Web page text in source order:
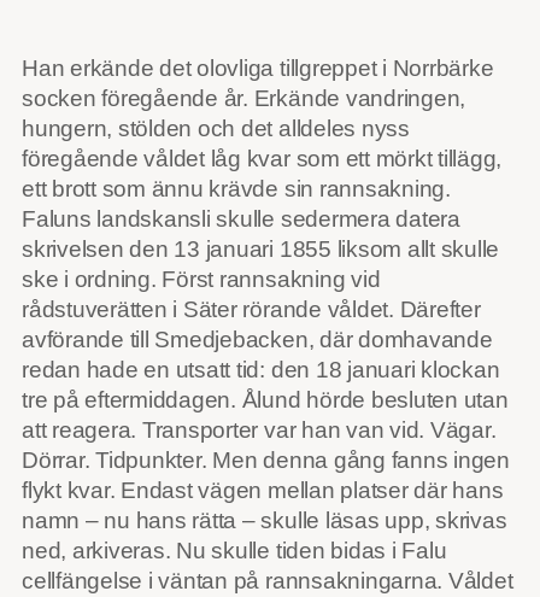
Han erkände det olovliga tillgreppet i Norrbärke
socken föregående år. Erkände vandringen,
hungern, stölden och det alldeles nyss
föregående våldet låg kvar som ett mörkt tillägg,
ett brott som ännu krävde sin rannsakning.
Faluns landskansli skulle sedermera datera
skrivelsen den 13 januari 1855 liksom allt skulle
ske i ordning. Först rannsakning vid
rådstuverätten i Säter rörande våldet. Därefter
avförande till Smedjebacken, där domhavande
redan hade en utsatt tid: den 18 januari klockan
tre på eftermiddagen. Ålund hörde besluten utan
att reagera. Transporter var han van vid. Vägar.
Dörrar. Tidpunkter. Men denna gång fanns ingen
flykt kvar. Endast vägen mellan platser där hans
namn – nu hans rätta – skulle läsas upp, skrivas
ned, arkiveras. Nu skulle tiden bidas i Falu
cellfängelse i väntan på rannsakningarna. Våldet